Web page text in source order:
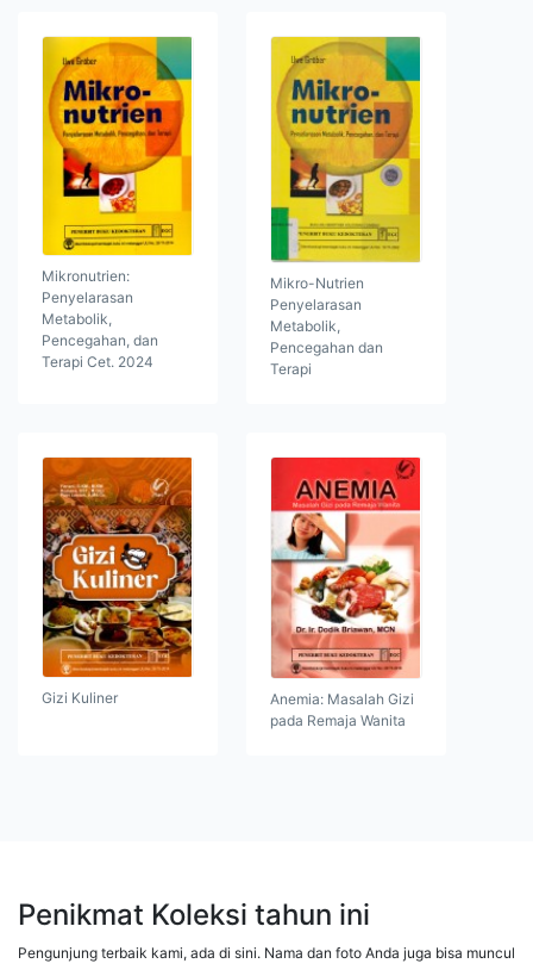
Mikronutrien:
Penyelarasan
Metabolik,
Pencegahan, dan
Terapi Cet. 2024
Mikro-Nutrien
Penyelarasan
Metabolik,
Pencegahan dan
Terapi
Gizi Kuliner
Anemia: Masalah Gizi
pada Remaja Wanita
Penikmat Koleksi tahun ini
Pengunjung terbaik kami, ada di sini. Nama dan foto Anda juga bisa muncul